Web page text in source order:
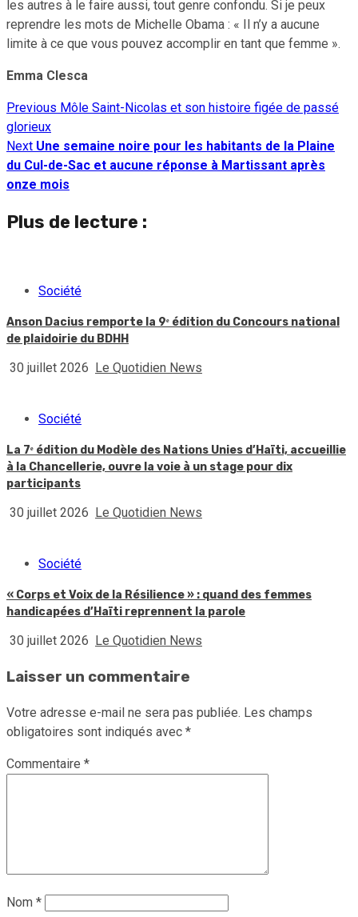
les autres à le faire aussi, tout genre confondu. Si je peux
reprendre les mots de Michelle Obama : « Il n’y a aucune
limite à ce que vous pouvez accomplir en tant que femme ».
Emma Clesca
Continue
Reading
Previous Môle Saint-Nicolas et son histoire figée de passé
glorieux
Next Une semaine noire pour les habitants de la Plaine
du Cul-de-Sac et aucune réponse à Martissant après
onze mois
Plus de lecture :
Société
Anson Dacius remporte la 9ᵉ édition du Concours national
de plaidoirie du BDHH
30 juillet 2026 Le Quotidien News
Société
La 7ᵉ édition du Modèle des Nations Unies d’Haïti, accueillie
à la Chancellerie, ouvre la voie à un stage pour dix
participants
30 juillet 2026 Le Quotidien News
Société
« Corps et Voix de la Résilience » : quand des femmes
handicapées d’Haïti reprennent la parole
30 juillet 2026 Le Quotidien News
Laisser un commentaire
Votre adresse e-mail ne sera pas publiée. Les champs
obligatoires sont indiqués avec *
Commentaire *
Nom *